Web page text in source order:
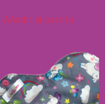
Añadir al carrito